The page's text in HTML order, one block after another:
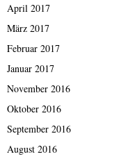
April 2017
März 2017
Februar 2017
Januar 2017
November 2016
Oktober 2016
September 2016
August 2016